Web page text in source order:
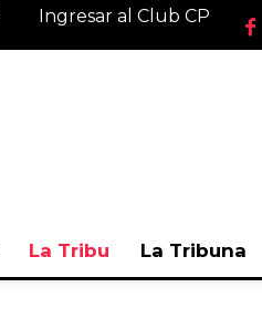
Ingresar al Club CP
La Tribu La Tribuna